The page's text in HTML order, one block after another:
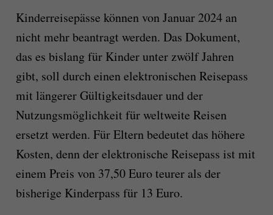
Kinderreisepässe können von Januar 2024 an
nicht mehr beantragt werden. Das Dokument,
das es bislang für Kinder unter zwölf Jahren
gibt, soll durch einen elektronischen Reisepass
mit längerer Gültigkeitsdauer und der
Nutzungsmöglichkeit für weltweite Reisen
ersetzt werden. Für Eltern bedeutet das höhere
Kosten, denn der elektronische Reisepass ist mit
einem Preis von 37,50 Euro teurer als der
bisherige Kinderpass für 13 Euro.